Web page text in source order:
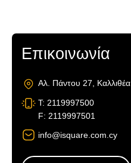
Επικοινωνία
Αλ. Πάντου 27, Καλλιθέα
T: 2119997500
F: 2119997501
info@isquare.com.cy